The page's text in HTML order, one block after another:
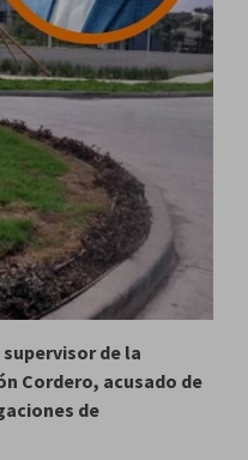
de la
Cordero, acusado de
de